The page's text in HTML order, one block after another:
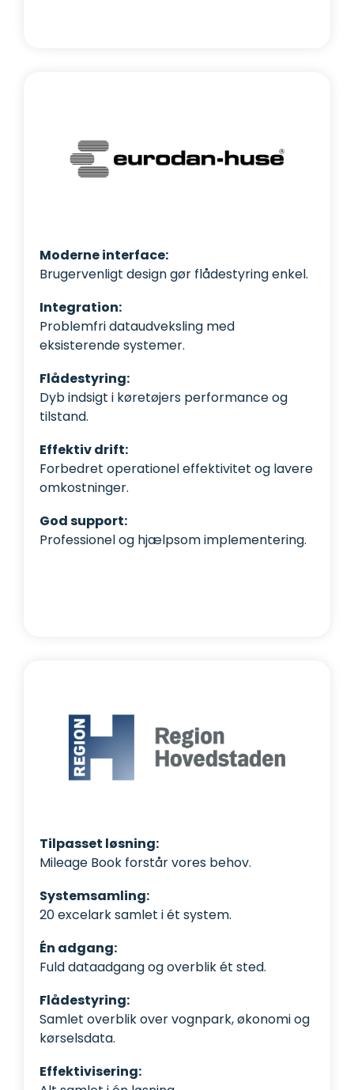
Moderne interface:
Brugervenligt design gør flådestyring enkel.
Integration:
Problemfri dataudveksling med
eksisterende systemer.
Flådestyring:
Dyb indsigt i køretøjers performance og
tilstand.
Effektiv drift:
Forbedret operationel effektivitet og lavere
omkostninger.
God support:
Professionel og hjælpsom implementering.
Tilpasset løsning:
Mileage Book forstår vores behov.
Systemsamling:
20 excelark samlet i ét system.
Én adgang:
Fuld dataadgang og overblik ét sted.
Flådestyring:
Samlet overblik over vognpark, økonomi og
kørselsdata.
Effektivisering: